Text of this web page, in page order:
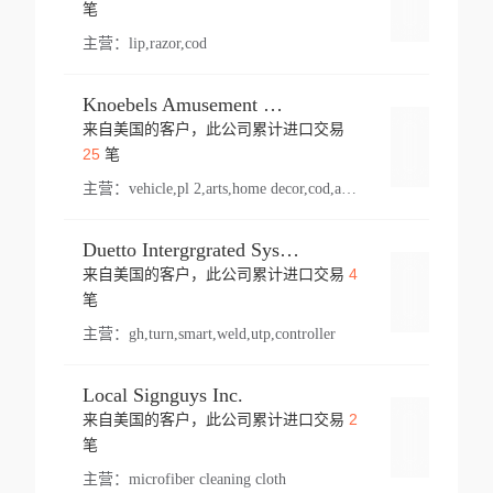
笔
主营： lip,razor,cod
Knoebels Amusement Resort
来自美国的客户，此公司累计进口交易
25笔
主营： vehicle,pl 2,arts,home decor,cod,amusement ride,sea
Duetto Intergrgrated Systems Inc.
来自美国的客户，此公司累计进口交易 4
笔
主营： gh,turn,smart,weld,utp,controller
Local Signguys Inc.
来自美国的客户，此公司累计进口交易 2
笔
主营： microfiber cleaning cloth